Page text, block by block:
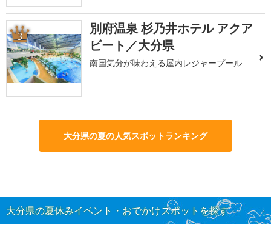
3
別府温泉 杉乃井ホテル アクア
ビート／大分県
南国気分が味わえる屋内レジャープール
大分県の夏の人気スポットランキング
大分県の夏休みイベント・おでかけスポットを探す